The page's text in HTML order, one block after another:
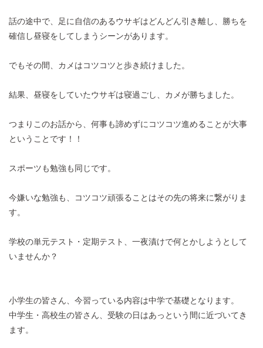
話の途中で、足に自信のあるウサギはどんどん引き離し、勝ちを
確信し昼寝をしてしまうシーンがあります。
でもその間、カメはコツコツと歩き続けました。
結果、昼寝をしていたウサギは寝過ごし、カメが勝ちました。
つまりこのお話から、何事も諦めずにコツコツ進めることが大事
ということです！！
スポーツも勉強も同じです。
今嫌いな勉強も、コツコツ頑張ることはその先の将来に繋がりま
す。
学校の単元テスト・定期テスト、一夜漬けで何とかしようとして
いませんか？
小学生の皆さん、今習っている内容は中学で基礎となります。
中学生・高校生の皆さん、受験の日はあっという間に近づいてき
ます。